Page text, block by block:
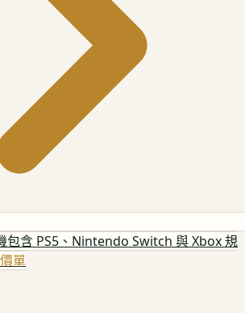
包含 PS5、Nintendo Switch 與 Xbox 規
單